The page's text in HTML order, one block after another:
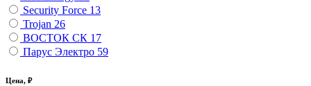
Security Force 13
Trojan 26
ВОСТОК СК 17
Парус Электро 59
Цена, ₽